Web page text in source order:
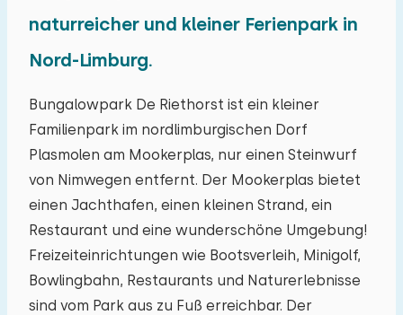
naturreicher und kleiner Ferienpark in
Nord-Limburg.
Bungalowpark De Riethorst ist ein kleiner
Familienpark im nordlimburgischen Dorf
Plasmolen am Mookerplas, nur einen Steinwurf
von Nimwegen entfernt. Der Mookerplas bietet
einen Jachthafen, einen kleinen Strand, ein
Restaurant und eine wunderschöne Umgebung!
Freizeiteinrichtungen wie Bootsverleih, Minigolf,
Bowlingbahn, Restaurants und Naturerlebnisse
sind vom Park aus zu Fuß erreichbar. Der
August 2026
Mo Di Mi
27 28 29 30 31 01
03 04 05 06 07 08 09
10 11 12 13 14 15
17 18 19 20 21 22 23
24 25 26 27 28 29